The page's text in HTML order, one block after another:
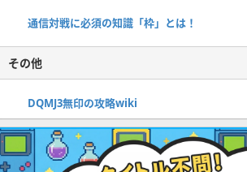
通信対戦に必須の知識「枠」とは！
その他
DQMJ3無印の攻略wiki